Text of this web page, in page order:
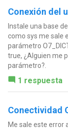
Conexión del
Instale una base
como sys me sale
parámetro
true, ¿Alguien me
parámetro?.
1 respuesta
Conectividad
Me sale este error